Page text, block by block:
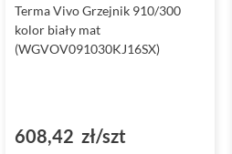
Terma Vivo Grzejnik 910/300
kolor biały mat
(WGVOV091030KJ16SX)
608,42 zł/szt